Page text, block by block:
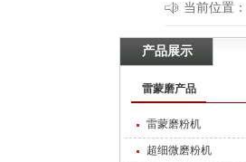
当前位置：
产品展示
雷蒙磨产品
雷蒙磨粉机
超细微磨粉机